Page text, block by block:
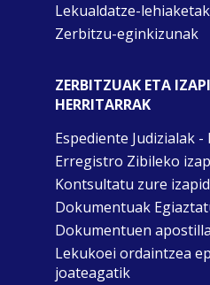
Lekualdatze-lehiaketak
Zerbitzu-eginkizunak
ZERBITZUAK ETA
HERRITARRAK
Espediente Judizialak -
Erregistro Zibileko
Kontsultatu zure
Dokumentuak
Dokumentuen apostilla
Lekukoei ordaintzea
joateagatik